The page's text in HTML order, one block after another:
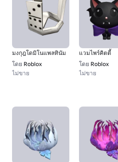
มงกุฎโดมิโนแพลทินัม
โดย Roblox
ไม่ขาย
แวมไพร์คิตตี้
โดย Roblox
ไม่ขาย